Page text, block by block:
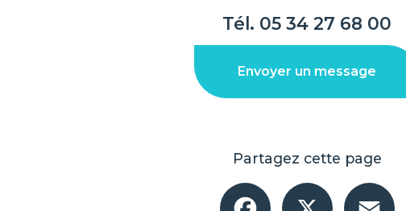
Tél. 05 34 27 68 00
Envoyer un message
Partagez cette page
Facebook